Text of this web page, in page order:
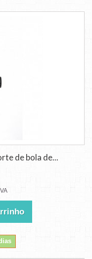
de bola de...